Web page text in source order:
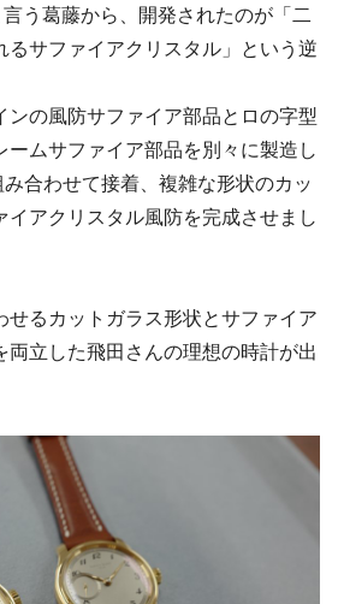
う葛藤から、開発されたのが「二
るサファイアクリスタル」という逆
ンの風防サファイア部品とロの字型
ームサファイア部品を別々に製造し
合わせて接着、複雑な形状のカッ
イアクリスタル風防を完成させまし
せるカットガラス形状とサファイア
両立した飛田さんの理想の時計が出